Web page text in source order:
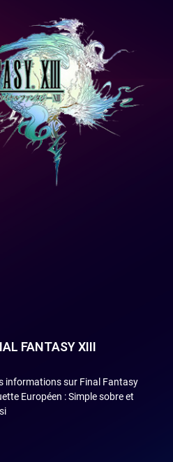
FANTASY XIII
informations sur Final Fantasy
Européen : Simple sobre et